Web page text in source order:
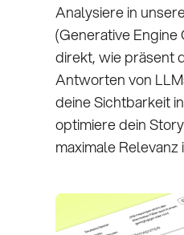
Analysiere in
(Generative Engine
direkt, wie präsent
Antworten von
deine Sichtbarkeit
optimiere dein
maximale